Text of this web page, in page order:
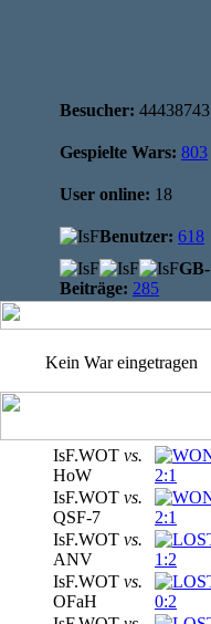
Besucher: 44438743
Gespielte Wars: 803
User online: 18
Benutzer: 618
GB-
Beiträge: 285
Kein War eingetragen
IsF.WOT vs.
HoW
2:1
IsF.WOT vs.
QSF-7
2:1
IsF.WOT vs.
ANV
1:2
IsF.WOT vs.
OFaH
0:2